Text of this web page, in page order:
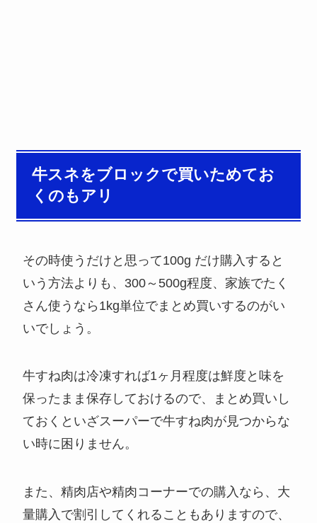
牛スネをブロックで買いためてお
くのもアリ
その時使うだけと思って100g だけ購入すると
いう方法よりも、300～500g程度、家族でたく
さん使うなら1kg単位でまとめ買いするのがい
いでしょう。
牛すね肉は冷凍すれば1ヶ月程度は鮮度と味を
保ったまま保存しておけるので、まとめ買いし
ておくといざスーパーで牛すね肉が見つからな
い時に困りません。
また、精肉店や精肉コーナーでの購入なら、大
量購入で割引してくれることもありますので、